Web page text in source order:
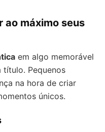
ao máximo seus
em algo memorável
título. Pequenos
na hora de criar
únicos.